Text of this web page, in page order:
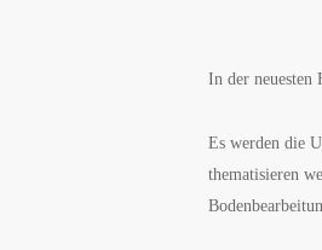
In der
Es werden die
thematisieren